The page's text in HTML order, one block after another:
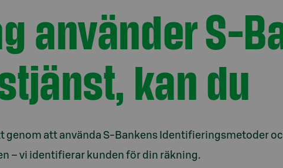
använder S-
kan du
att använda S-Bankens Identifieringsmetoder
– vi identifierar kunden för din räkning.